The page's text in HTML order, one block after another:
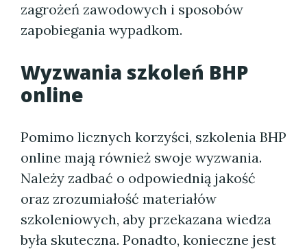
zagrożeń zawodowych i sposobów
zapobiegania wypadkom.
Wyzwania szkoleń BHP
online
Pomimo licznych korzyści, szkolenia BHP
online mają również swoje wyzwania.
Należy zadbać o odpowiednią jakość
oraz zrozumiałość materiałów
szkoleniowych, aby przekazana wiedza
była skuteczna. Ponadto, konieczne jest